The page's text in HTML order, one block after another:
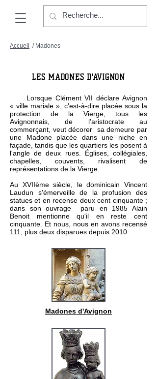
Accueil / Madones
LES MADONES D'AVIGNON
Lorsque Clément VII déclare Avignon
« ville mariale », c'est-à-dire placée sous la
protection de la Vierge, tous les
Avignonnais, de l’aristocrate au
commerçant, veut décorer sa demeure par
une Madone placée dans une niche en
façade, tandis que les quartiers les posent à
l'angle de deux rues. Églises, collégiales,
chapelles, couvents, rivalisent de
représentations de la Vierge.
Au XVIIème siècle, le dominicain Vincent
Laudun s'émerveille de la profusion des
statues et en recense deux cent cinquante ;
dans son ouvrage paru en 1985 Alain
Benoit mentionne qu'il en reste cent
cinquante. Et nous, nous en avons recensé
111, plus deux disparues depuis 2010.
Madones d'Avignon